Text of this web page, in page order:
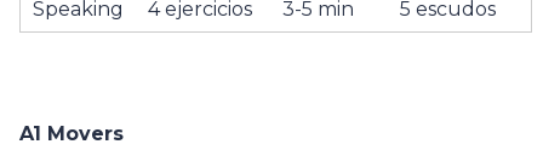
Speaking
4 ejercicios 3-5 min 5 escudos
A1 Movers